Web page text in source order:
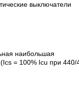
выключатели
наибольшая
= 100% Icu при 440/